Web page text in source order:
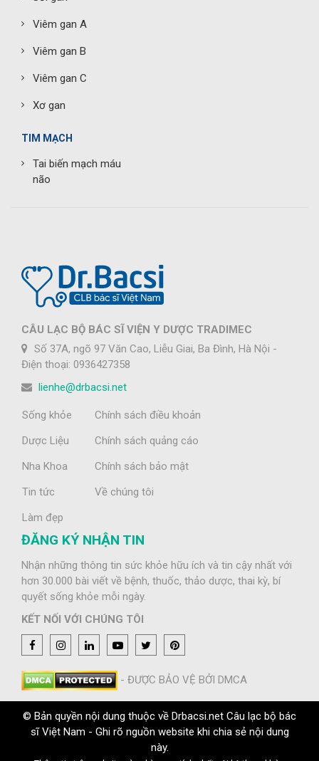
Viêm gan A
Viêm gan B
Viêm gan C
Xơ gan
TIM MẠCH
Tai biến mạch máu
não
CÂU LẠC BỘ BÁC SĨ VIỆN Y DƯỢC TRADIMEC
Số 37A, ngõ 97 Văn Cao, Liễu Giai, Ba Đình, Hà Nội -
Điện thoại: 0936427358
lienhe@drbacsi.net
Sống khỏe
Dược Liệu
Nha Khoa
Tin tức
Làm đẹp
Chính sách điều khoản
Chính sách quảng cáo
Chính sách bảo mật
Về chúng tôi
ĐĂNG KÝ NHẬN TIN
Nhận những thông tin sức khỏe hữu ích và tin cậy nhất với
hơn 30.000 bài viết về bệnh, thuốc, thảo dược, thai kỳ, bí
quyết sống khỏe mỗi ngày.
KẾT NỐI VỚI CHÚNG TÔI
- ĐƯỢC BẢO VỆ BỞI DMCA
© Bản quyền nội dung thuộc về Drbacsi.net Câu lạc bộ bác
sĩ Việt Nam - Ghi rõ nguồn website khi chia sẻ nội dung
này.